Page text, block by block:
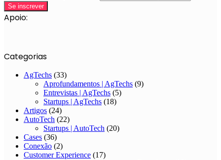
Apoio:
Categorias
AgTechs (33)
Aprofundamentos | AgTechs (9)
Entrevistas | AgTechs (5)
Startups | AgTechs (18)
Artigos (24)
AutoTech (22)
Startups | AutoTech (20)
Cases (36)
Conexão (2)
Customer Experience (17)